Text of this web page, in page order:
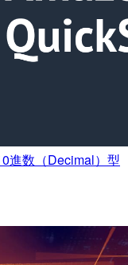
進数（Decimal）型